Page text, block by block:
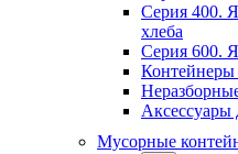
Серия 400.
хлеба
Серия 600.
Аксессуары
Мусорные